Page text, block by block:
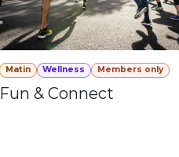
Matin Wellness Members only
Fun & Connect